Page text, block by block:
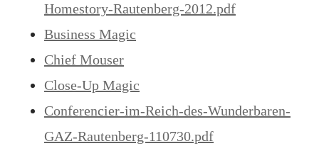
Homestory-Rautenberg-2012.pdf
Business Magic
Chief Mouser
Close-Up Magic
Conferencier-im-Reich-des-Wunderbaren-
GAZ-Rautenberg-110730.pdf